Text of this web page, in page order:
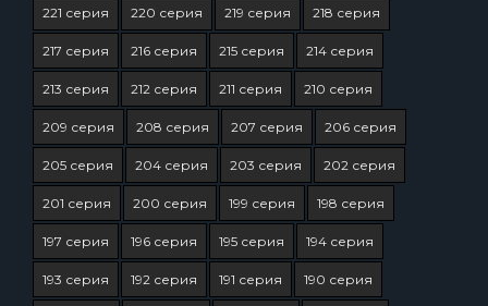
221 серия 220 серия 219 серия 218 серия
217 серия 216 серия 215 серия 214 серия
213 серия 212 серия 211 серия 210 серия
209 серия 208 серия 207 серия 206 серия
205 серия 204 серия 203 серия 202 серия
201 серия 200 серия 199 серия 198 серия
197 серия 196 серия 195 серия 194 серия
193 серия 192 серия 191 серия 190 серия